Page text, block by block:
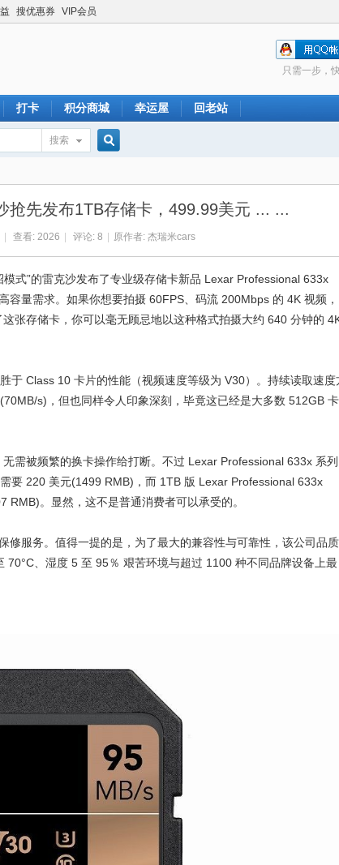
搜优惠券 VIP会员
只需一步，
打卡 积分商城 幸运屋 回老站
搜索
索
抢先发布1TB存储卡，499.99美元 ... ...
查看: 2026 评论: 8 原作者: 杰瑞米cars
式”的雷克沙发布了专业级存储卡新品 Lexar Professional 633x
量需求。如果你想要拍摄 60FPS、码流 200Mbps 的 4K 视频，
张存储卡，你可以毫无顾忌地以这种格式拍摄大约 640 分钟的
于 Class 10 卡片的性能（视频速度等级为 V30）。持续读取速度
s)，但也同样令人印象深刻，毕竟这已经是大多数 512GB 卡
被频繁的换卡操作给打断。不过 Lexar Professional 633x 系列
要 220 美元(1499 RMB)，而 1TB 版 Lexar Professional 633x
。显然，这不是普通消费者可以承受的。
服务。值得一提的是，为了最大的兼容性与可靠性，该公司品质
、湿度 5 至 95％ 艰苦环境与超过 1100 种不同品牌设备上最